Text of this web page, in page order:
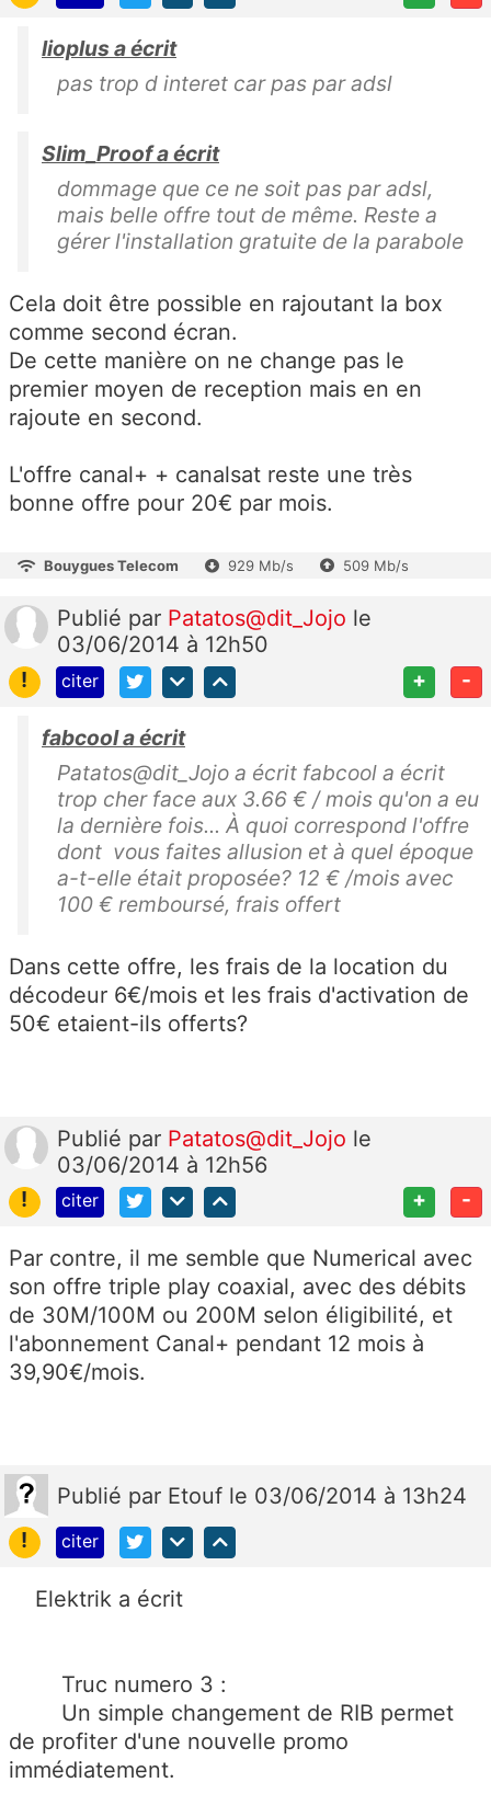
lioplus a écrit
pas trop d interet car pas par adsl
Slim_Proof a écrit
dommage que ce ne soit pas par adsl,
mais belle offre tout de même. Reste a
gérer l'installation gratuite de la parabole
Cela doit être possible en rajoutant la box
comme second écran.
De cette manière on ne change pas le
premier moyen de reception mais en en
rajoute en second.
L'offre canal+ + canalsat reste une très
bonne offre pour 20€ par mois.
Bouygues Telecom 929 Mb/s 509 Mb/s
Publié par Patatos@dit_Jojo le
03/06/2014 à 12h50
!
citer + -
fabcool a écrit
Patatos@dit_Jojo a écrit fabcool a écrit
trop cher face aux 3.66 € / mois qu'on a eu
la dernière fois... À quoi correspond l'offre
dont vous faites allusion et à quel époque
a-t-elle était proposée? 12 € /mois avec
100 € remboursé, frais offert
Dans cette offre, les frais de la location du
décodeur 6€/mois et les frais d'activation de
50€ etaient-ils offerts?
Publié par Patatos@dit_Jojo le
03/06/2014 à 12h56
!
citer + -
Par contre, il me semble que Numerical avec
son offre triple play coaxial, avec des débits
de 30M/100M ou 200M selon éligibilité, et
l'abonnement Canal+ pendant 12 mois à
39,90€/mois.
Publié par Etouf le 03/06/2014 à 13h24
!
citer
Elektrik a écrit
Truc numero 3 :
Un simple changement de RIB permet
de profiter d'une nouvelle promo
immédiatement.